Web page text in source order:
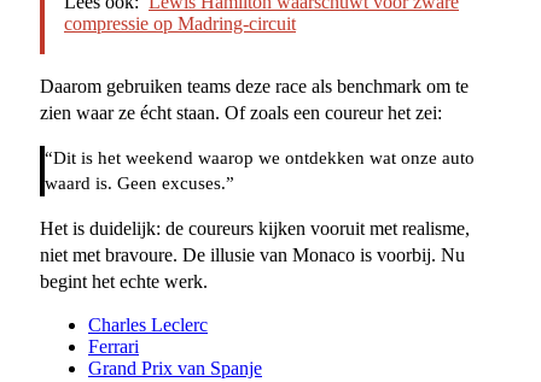
compressie op Madring-circuit
Daarom gebruiken teams deze race als benchmark om te
zien waar ze écht staan. Of zoals een coureur het zei:
“Dit is het weekend waarop we ontdekken wat onze auto
waard is. Geen excuses.”
Het is duidelijk: de coureurs kijken vooruit met realisme,
niet met bravoure. De illusie van Monaco is voorbij. Nu
begint het echte werk.
Charles Leclerc
Ferrari
Grand Prix van Spanje